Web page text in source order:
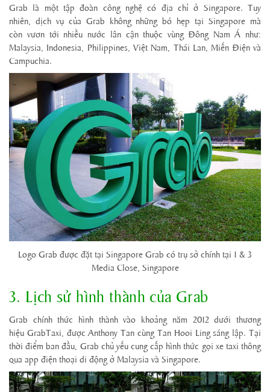
Grab là một tập đoàn công nghệ có địa chỉ ở Singapore. Tuy
nhiên, dịch vụ của Grab không những bó hẹp tại Singapore mà
còn vươn tới nhiều nước lân cận thuộc vùng Đông Nam Á như:
Malaysia, Indonesia, Philippines, Việt Nam, Thái Lan, Miến Điện và
Campuchia.
Logo Grab được đặt tại Singapore Grab có trụ sở chính tại 1 & 3
Media Close, Singapore
3. Lịch sử hình thành của Grab
Grab chính thức hình thành vào khoảng năm 2012 dưới thương
hiệu GrabTaxi, được Anthony Tan cùng Tan Hooi Ling sáng lập. Tại
thời điểm ban đầu, Grab chủ yếu cung cấp hình thức gọi xe taxi thông
qua app điện thoại di động ở Malaysia và Singapore.